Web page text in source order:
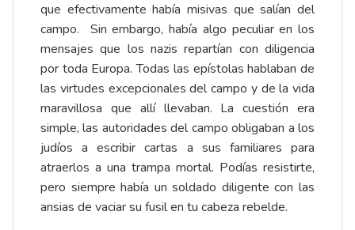
que efectivamente había misivas que salían del
campo. Sin embargo, había algo peculiar en los
mensajes que los nazis repartían con diligencia
por toda Europa. Todas las epístolas hablaban de
las virtudes excepcionales del campo y de la vida
maravillosa que allí llevaban. La cuestión era
simple, las autoridades del campo obligaban a los
judíos a escribir cartas a sus familiares para
atraerlos a una trampa mortal. Podías resistirte,
pero siempre había un soldado diligente con las
ansias de vaciar su fusil en tu cabeza rebelde.